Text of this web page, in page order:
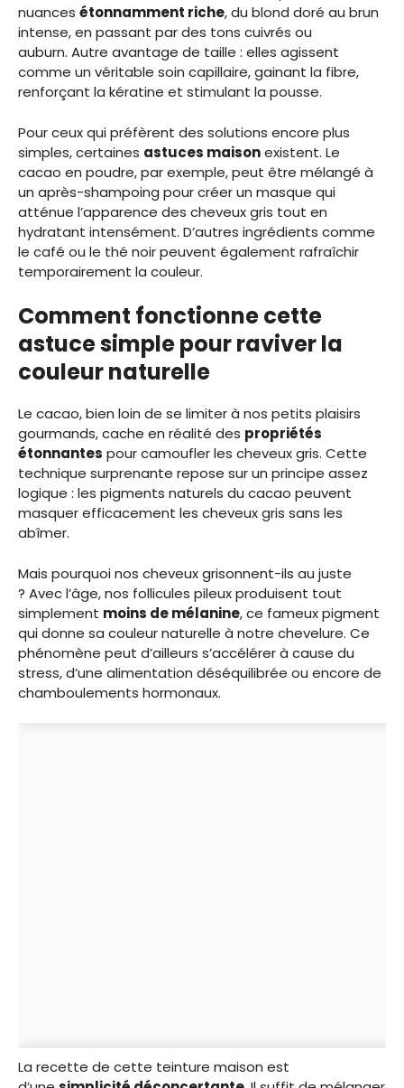
nuances étonnamment riche, du blond doré au brun
intense, en passant par des tons cuivrés ou
auburn. Autre avantage de taille : elles agissent
comme un véritable soin capillaire, gainant la fibre,
renforçant la kératine et stimulant la pousse.
Pour ceux qui préfèrent des solutions encore plus
simples, certaines astuces maisonexistent. Le
cacao en poudre, par exemple, peut être mélangé à
un après-shampoing pour créer un masque qui
atténue l’apparence des cheveux gris tout en
hydratant intensément. D’autres ingrédients comme
le café ou le thé noir peuvent également rafraîchir
temporairement la couleur.
Comment fonctionne cette
astuce simple pour raviver la
couleur naturelle
Le cacao, bien loin de se limiter à nos petits plaisirs
gourmands, cache en réalité des propriétés
étonnantes pour camoufler les cheveux gris. Cette
technique surprenante repose sur un principe assez
logique : les pigments naturels du cacao peuvent
masquer efficacement les cheveux gris sans les
abîmer.
Mais pourquoi nos cheveux grisonnent-ils au juste
? Avec l’âge, nos follicules pileux produisent tout
simplement moins de mélanine, ce fameux pigment
qui donne sa couleur naturelle à notre chevelure. Ce
phénomène peut d’ailleurs s’accélérer à cause du
stress, d’une alimentation déséquilibrée ou encore de
chamboulements hormonaux.
La recette de cette teinture maison est